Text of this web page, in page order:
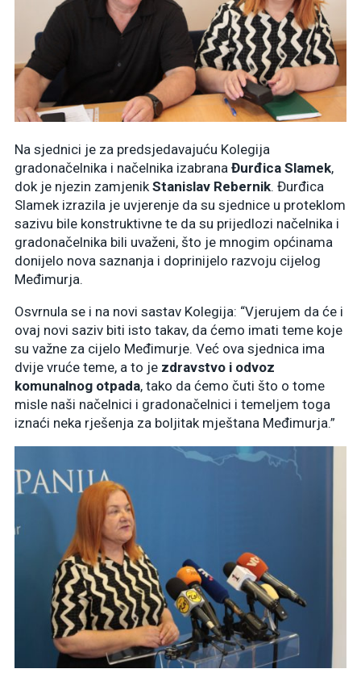
Na sjednici je za predsjedavajuću Kolegija
gradonačelnika i načelnika izabrana Đurđica Slamek,
dok je njezin zamjenik Stanislav Rebernik. Đurđica
Slamek izrazila je uvjerenje da su sjednice u proteklom
sazivu bile konstruktivne te da su prijedlozi načelnika i
gradonačelnika bili uvaženi, što je mnogim općinama
donijelo nova saznanja i doprinijelo razvoju cijelog
Međimurja.
Osvrnula se i na novi sastav Kolegija: “Vjerujem da će i
ovaj novi saziv biti isto takav, da ćemo imati teme koje
su važne za cijelo Međimurje. Već ova sjednica ima
dvije vruće teme, a to je zdravstvo i odvoz
komunalnog otpada, tako da ćemo čuti što o tome
misle naši načelnici i gradonačelnici i temeljem toga
iznaći neka rješenja za boljitak mještana Međimurja.”